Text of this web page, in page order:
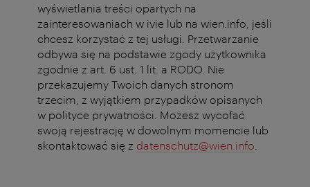
wyświetlania treści opartych na
zainteresowaniach w ivie lub na wien.info, jeśli
chcesz korzystać z tej usługi. Przetwarzanie
odbywa się na podstawie zgody użytkownika
zgodnie z art. 6 ust. 1 lit. a RODO. Nie
przekazujemy Twoich danych stronom
trzecim, z wyjątkiem przypadków opisanych
w polityce prywatności. Możesz wycofać
swoją rejestrację w dowolnym momencie lub
skontaktować się z datenschutz@wien.info